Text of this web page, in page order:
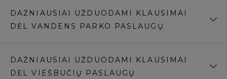
DAŽNIAUSIAI UŽDUODAMI KLAUSIMAI
DĖL VANDENS PARKO PASLAUGŲ
DAŽNIAUSIAI UŽDUODAMI KLAUSIMAI
DĖL VIEŠBUČIŲ PASLAUGŲ